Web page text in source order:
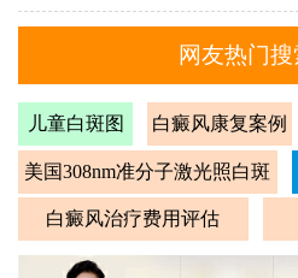
网友热门
儿童白斑图 白癜风康复案例
美国308nm准分子激光照白斑
白癜风治疗费用评估